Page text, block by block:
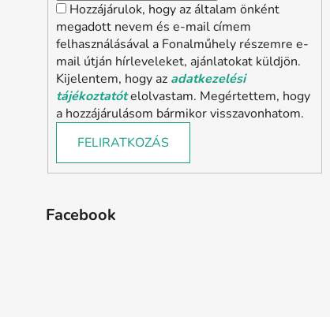
Hozzájárulok, hogy az általam önként
megadott nevem és e-mail címem
felhasználásával a Fonalműhely részemre e-
mail útján hírleveleket, ajánlatokat küldjön.
Kijelentem, hogy az adatkezelési
tájékoztatótelolvastam. Megértettem, hogy
a hozzájárulásom bármikor visszavonhatom.
FELIRATKOZÁS
Facebook